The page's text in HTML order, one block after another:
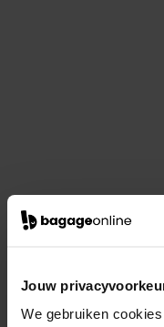
Jouw
We gebruiken